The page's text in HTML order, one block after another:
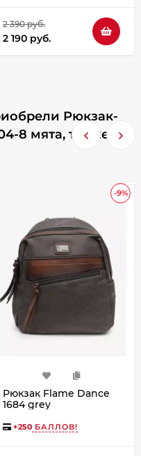
2 390 руб.
2 190 руб.
Рюкзак-
8 мята, также
-9%
Рюкзак Flame Dance
1684 grey
+250 БАЛЛОВ!